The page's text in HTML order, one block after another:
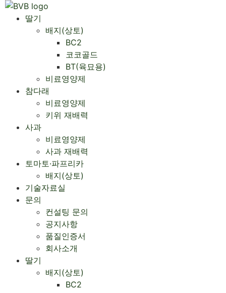
Skip
딸기
배지(상토)
BC2
코코골드
BT(육묘용)
비료영양제
참다래
비료영양제
키위 재배력
사과
비료영양제
사과 재배력 ​
토마토·파프리카
배지(상토)
기술자료실
문의
컨설팅 문의
공지사항
품질인증서
회사소개
Menu 딸기
배지(상토)
BC2